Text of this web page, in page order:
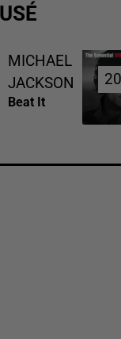
MICHAEL
JACKSON
Beat It